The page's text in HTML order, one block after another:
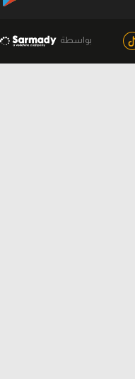
بواسطة